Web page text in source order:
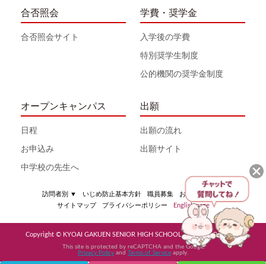
合否照会
合否照会サイト
学費・奨学金
入学後の学費
特別奨学生制度
公的機関の奨学金制度
オープンキャンパス
日程
お申込み
中学校の先生へ
出願
出願の流れ
出願サイト
訪問者別 ▼ いじめ防止基本方針 職員募集
お問い合わせ
サイトマップ
プライバシーポリシー English page
Copyright © KYOAI GAKUEN SENIOR HIGH SCHOOL All Rights Reserved
This site is protected by reCAPTCHA and the Google
Privacy Policy and Terms of Service apply.